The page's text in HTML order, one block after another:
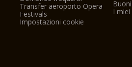
Transfer aeroporto Opera
Festivals
Impostazioni cookie
I miei